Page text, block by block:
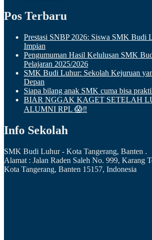
Pos Terbaru
Prestasi SNBP 2026: Siswa SMK Budi
Impian
Pengumuman Hasil Kelulusan SMK
Pelajaran 2025/2026
SMK Budi Luhur: Sekolah Kejuruan
Depan
Siapa bilang anak SMK cuma bisa
BIAR NGGAK KAGET SETELAH
ALUMNI RPL 😱‼️
Info Sekolah
SMK Budi Luhur - Kota Tangerang, Banten .
Alamat : Jalan Raden Saleh No. 999, Karang
Kota Tangerang, Banten 15157, Indonesia